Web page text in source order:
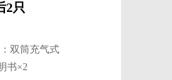
2只
双筒充气式
书×2